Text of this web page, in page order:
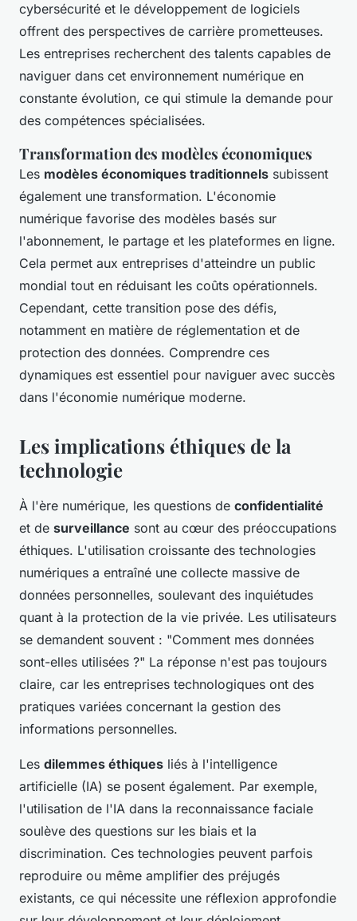
cybersécurité et le développement de logiciels
offrent des perspectives de carrière prometteuses.
Les entreprises recherchent des talents capables de
naviguer dans cet environnement numérique en
constante évolution, ce qui stimule la demande pour
des compétences spécialisées.
Transformation des modèles économiques
Les modèles économiques traditionnels subissent
également une transformation. L'économie
numérique favorise des modèles basés sur
l'abonnement, le partage et les plateformes en ligne.
Cela permet aux entreprises d'atteindre un public
mondial tout en réduisant les coûts opérationnels.
Cependant, cette transition pose des défis,
notamment en matière de réglementation et de
protection des données. Comprendre ces
dynamiques est essentiel pour naviguer avec succès
dans l'économie numérique moderne.
Les implications éthiques de la
technologie
À l'ère numérique, les questions de confidentialité
et de surveillance sont au cœur des préoccupations
éthiques. L'utilisation croissante des technologies
numériques a entraîné une collecte massive de
données personnelles, soulevant des inquiétudes
quant à la protection de la vie privée. Les utilisateurs
se demandent souvent : "Comment mes données
sont-elles utilisées ?" La réponse n'est pas toujours
claire, car les entreprises technologiques ont des
pratiques variées concernant la gestion des
informations personnelles.
Les dilemmes éthiques liés à l'intelligence
artificielle (IA) se posent également. Par exemple,
l'utilisation de l'IA dans la reconnaissance faciale
soulève des questions sur les biais et la
discrimination. Ces technologies peuvent parfois
reproduire ou même amplifier des préjugés
existants, ce qui nécessite une réflexion approfondie